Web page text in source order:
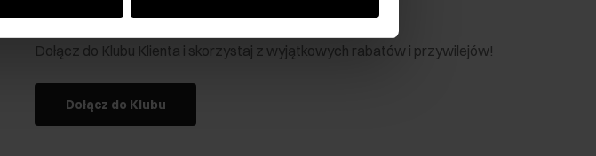
Klub Klienta Ochnik
Dołącz do Klubu Klienta i skorzystaj z wyjątkowych rabatów i przywilejów!
Dołącz do Klubu